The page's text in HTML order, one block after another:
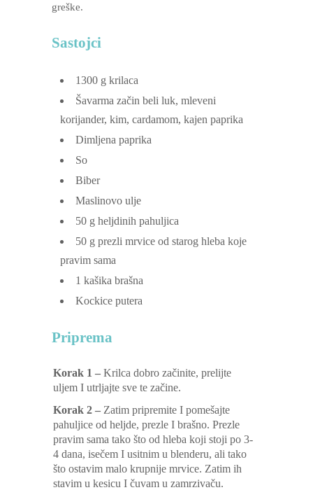
greške.
Sastojci
1300 g krilaca
Šavarma začin beli luk, mleveni
korijander, kim, cardamom, kajen paprika
Dimljena paprika
So
Biber
Maslinovo ulje
50 g heljdinih pahuljica
50 g prezli mrvice od starog hleba koje
pravim sama
1 kašika brašna
Kockice putera
Priprema
Korak 1 – Krilca dobro začinite, prelijte
uljem I utrljajte sve te začine.
Korak 2 – Zatim pripremite I pomešajte
pahuljice od heljde, prezle I brašno. Prezle
pravim sama tako što od hleba koji stoji po 3-
4 dana, isečem I usitnim u blenderu, ali tako
što ostavim malo krupnije mrvice. Zatim ih
stavim u kesicu I čuvam u zamrzivaču.